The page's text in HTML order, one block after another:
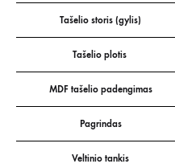
Tašelio storis (gylis)
Tašelio plotis
MDF tašelio padengimas
Pagrindas
Veltinio tankis